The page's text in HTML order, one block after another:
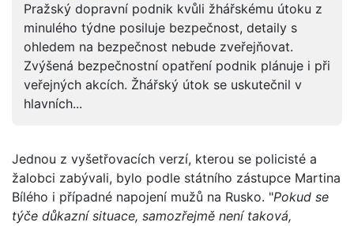
Pražský dopravní podnik kvůli žhářskému útoku z
minulého týdne posiluje bezpečnost, detaily s
ohledem na bezpečnost nebude zveřejňovat.
Zvýšená bezpečnostní opatření podnik plánuje i při
veřejných akcích. Žhářský útok se uskutečnil v
hlavních...
Jednou z vyšetřovacích verzí, kterou se policisté a
žalobci zabývali, bylo podle státního zástupce Martina
Bílého i případné napojení mužů na Rusko. "Pokud se
týče důkazní situace, samozřejmě není taková,